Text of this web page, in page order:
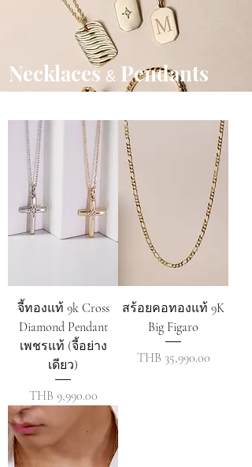
Necklaces& Pendants
จี้ทองแท้ 9k Cross
Diamond Pendant
เพชรแท้ (จี้อย่าง
เดียว)
ราคา
THB 9,990.00
สร้อยคอทองแท้ 9K
Big Figaro
ราคา
THB 35,990.00